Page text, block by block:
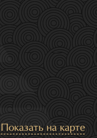
Показать на карте